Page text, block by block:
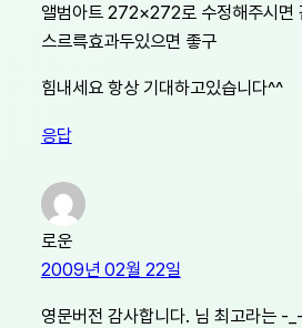
앨범아트 272×272로 수정해주시면
스르륵효과두있으면 좋구
힘내세요 항상 기대하고있습니다^^
응답
로운
2009년 02월 22일
영문버전 감사합니다. 님 최고라는 -